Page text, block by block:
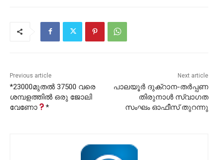
Previous article
*23000മുതൽ 37500 വരെ
ശമ്പളത്തിൽ ഒരു ജോലി
വേണോ
*
Next article
പാലയൂർ ദുക്റാന-തർപ്പണ
തിരുനാൾ സ്വാഗത
സംഘം ഓഫീസ് തുറന്നു